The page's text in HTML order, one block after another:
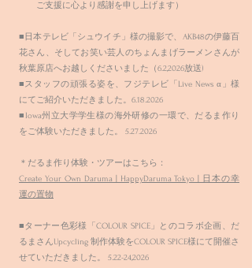
ご支援に心より感謝を申し上げます）
​■日本テレビ「シュウイチ」様の撮影で、AKB48の伊藤百
花さん、そしてお笑い芸人のちょんまげラーメンさんが
秋葉原店へお越しくださいました（6.2,2026放送)
■スタッフの頑張る姿を、フジテレビ「Live News α」様
にてご紹介いただきました。6.18.2026
■Iowa州立大学学生様の海外研修の一環で、だるま作り
をご体験いただきました。 5.27.2026
＊だるま作り体験・ツアーはこちら：
Create Your Own Daruma | HappyDaruma Tokyo | 日本の幸
運の置物
■ターナー色彩様「COLOUR SPICE」とのコラボ企画、だ
るまさんUpcycling 制作体験をCOLOUR SPICE様にて開催さ
せていただきました。 5.22-24,2026